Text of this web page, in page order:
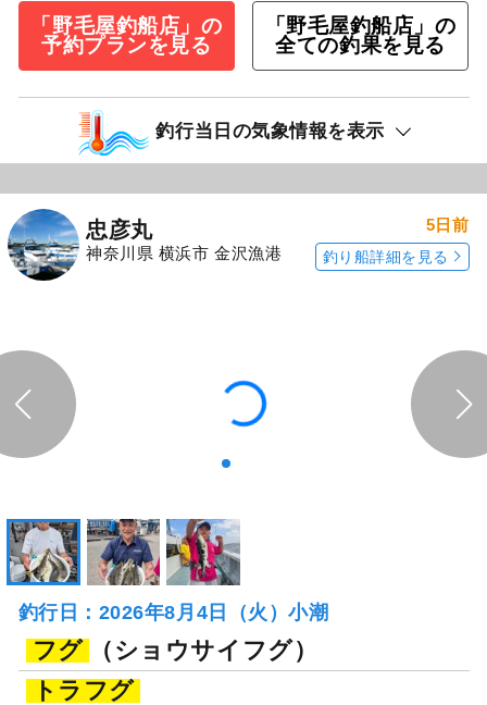
「野毛屋釣船店」の
予約プランを見る
「野毛屋釣船店」の
全ての釣果を見る
釣行当日の気象情報を表示
忠彦丸
神奈川県 横浜市 金沢漁港
5日前
釣り船詳細を見る
釣行日：2026年8月4日（火）小潮
フグ
（ショウサイフグ）
トラフグ